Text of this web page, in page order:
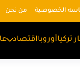
الخصوصية من نحن
تركياأوروبااقتصاد